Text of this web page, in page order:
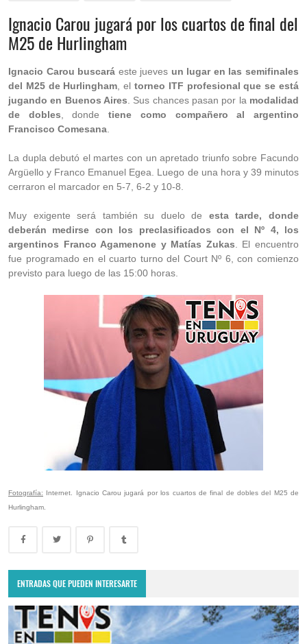
Ignacio Carou jugará por los cuartos de final del
M25 de Hurlingham
Ignacio Carou buscará este jueves un lugar en las semifinales
del M25 de Hurlingham , eltorneo ITF profesional que se está
jugando en Buenos Aires . Sus chances pasan por la modalidad
de dobles , dondetiene como compañero al argentino
Francisco Comesana
La dupla debutó el martes con un apretado triunfo sobre Facundo
Argüello y Franco Emanuel Egea. Luego de una hora y 39 minutos
cerraron el marcador en 5-7, 6-2 y 10-8.
Muy exigente será también su duelo de esta tarde, donde
deberán medirse con los preclasificados con el Nº 4, los
argentinos Franco Agamenone y Matías Zukas . El encuentro
fue programado en el cuarto turno del Court Nº 6, con comienzo
previsto para luego de las 15:00 horas.
Fotografía: Internet. Ignacio Carou jugará por los cuartos de final de dobles del M25 de
Hurlingham.
ENTRADAS QUE PUEDEN INTERESARTE